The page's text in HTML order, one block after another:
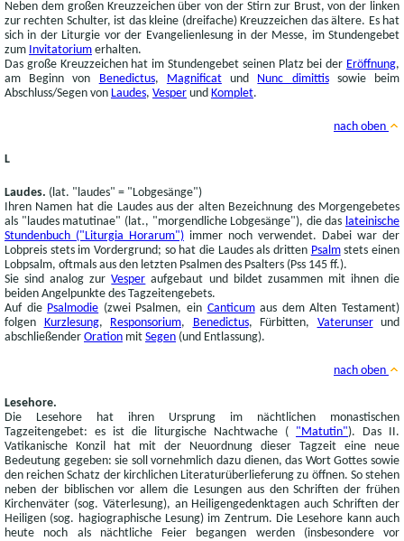
Neben dem großen Kreuzzeichen über von der Stirn zur Brust, von der linken
zur rechten Schulter, ist das kleine (dreifache) Kreuzzeichen das ältere. Es hat
sich in der Liturgie vor der Evangelienlesung in der Messe, im Stundengebet
zum
Invitatorium erhalten.
Das große Kreuzzeichen hat im Stundengebet seinen Platz bei der Eröffnung,
am Beginn von
Benedictus, Magnificatund Nunc dimittissowie beim
Abschluss/Segen von Laudes, Vesper und Komplet.
nach oben
L
Laudes. (lat. "laudes" = "Lobgesänge")
Ihren Namen hat die Laudes aus der alten Bezeichnung des Morgengebetes
als "laudes matutinae" (lat., "morgendliche Lobgesänge"), die das lateinische
Stundenbuch ("Liturgia Horarum") immer noch verwendet. Dabei war der
Lobpreis stets im Vordergrund; so hat die Laudes als dritten Psalmstets einen
Lobpsalm, oftmals aus den letzten Psalmen des Psalters (Pss 145 ff.).
Sie sind analog zurVesper aufgebaut und bildet zusammen mit ihnen die
beiden Angelpunkte des Tagzeitengebets.
Auf die Psalmodie (zwei Psalmen, ein Canticumaus dem Alten Testament)
folgen
Kurzlesung, Responsorium, Benedictus, Fürbitten, Vaterunserund
abschließender Oration mit Segen (und Entlassung).
nach oben
Lesehore.
Die Lesehore hat ihren Ursprung im nächtlichen monastischen
Tagzeitengebet: es ist die liturgische Nachtwache ( "Matutin"). Das II.
Vatikanische Konzil hat mit der Neuordnung dieser Tagzeit eine neue
Bedeutung gegeben: sie soll vornehmlich dazu dienen, das Wort Gottes sowie
den reichen Schatz der kirchlichen Literaturüberlieferung zu öffnen. So stehen
neben der biblischen vor allem die Lesungen aus den Schriften der frühen
Kirchenväter (sog. Väterlesung), an Heiligengedenktagen auch Schriften der
Heiligen (sog. hagiographische Lesung) im Zentrum. Die Lesehore kann auch
heute noch als nächtliche Feier begangen werden (insbesondere vor